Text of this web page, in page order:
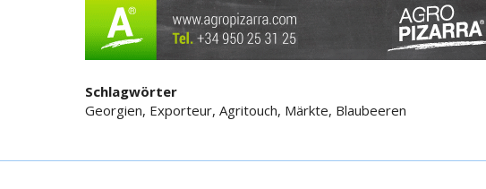
Schlagwörter
Georgien, Exporteur, Agritouch, Märkte, Blaubeeren